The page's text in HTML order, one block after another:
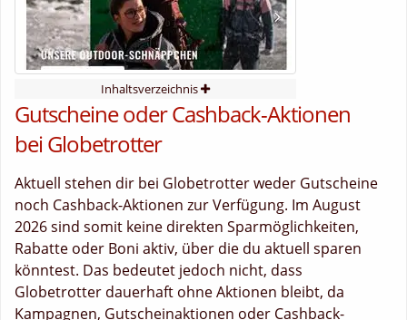
Inhaltsverzeichnis
Gutscheine oder Cashback-Aktionen
bei Globetrotter
Aktuell stehen dir bei Globetrotter weder Gutscheine
noch Cashback-Aktionen zur Verfügung. Im August
2026 sind somit keine direkten Sparmöglichkeiten,
Rabatte oder Boni aktiv, über die du aktuell sparen
könntest. Das bedeutet jedoch nicht, dass
Globetrotter dauerhaft ohne Aktionen bleibt, da
Kampagnen, Gutscheinaktionen oder Cashback-